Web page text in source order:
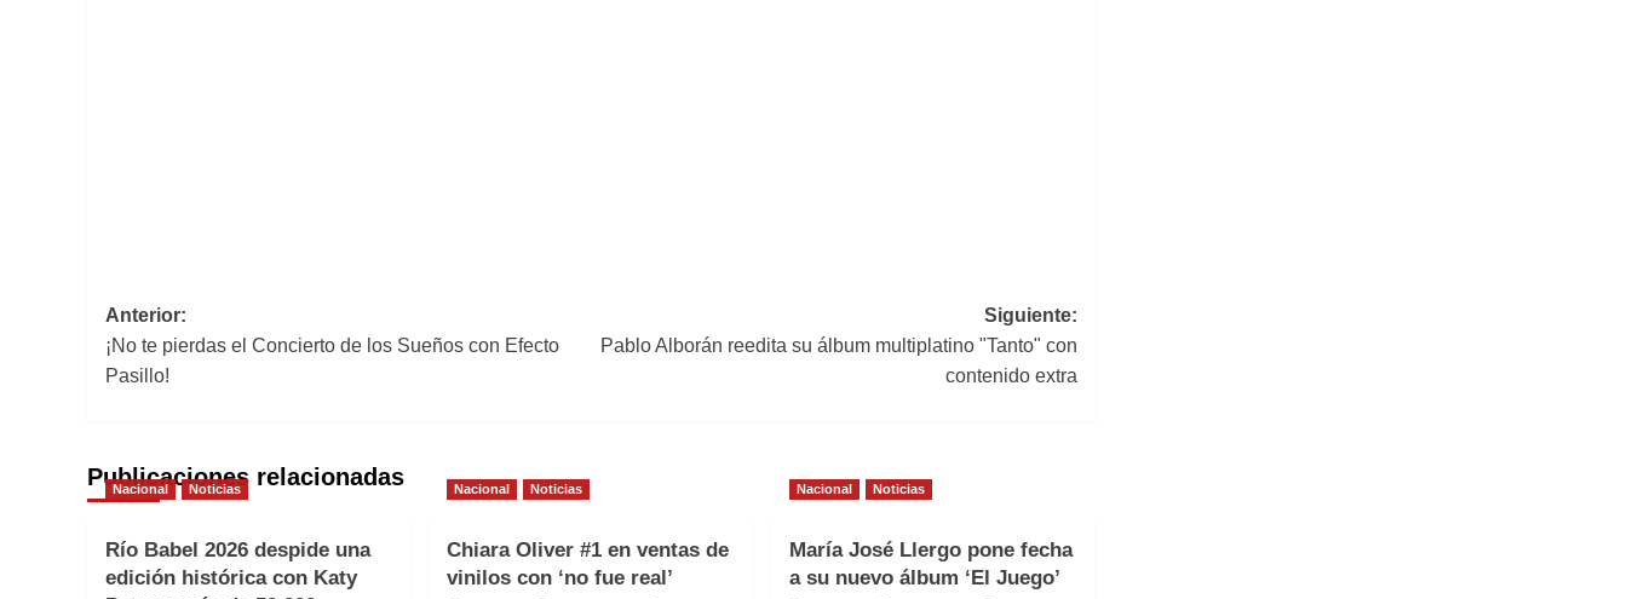
Navegación
de
Anterior:
¡No te pierdas el Concierto de los Sueños con Efecto
Pasillo!
Siguiente:
Pablo Alborán reedita su álbum multiplatino "Tanto" con
contenido extra
Publicaciones relacionadas
Nacional Noticias
Río Babel 2026 despide una
edición histórica con Katy
Nacional Noticias
Chiara Oliver #1 en ventas de
vinilos con ‘no fue real’
Nacional Noticias
María José Llergo pone fecha
a su nuevo álbum ‘El Juego’